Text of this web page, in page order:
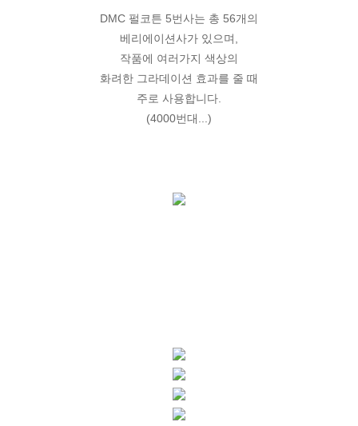
DMC 펄코튼 5번사는 총 56개의
베리에이션사가 있으며,
작품에 여러가지 색상의
화려한 그라데이션 효과를 줄 때
주로 사용합니다.
(4000번대...)